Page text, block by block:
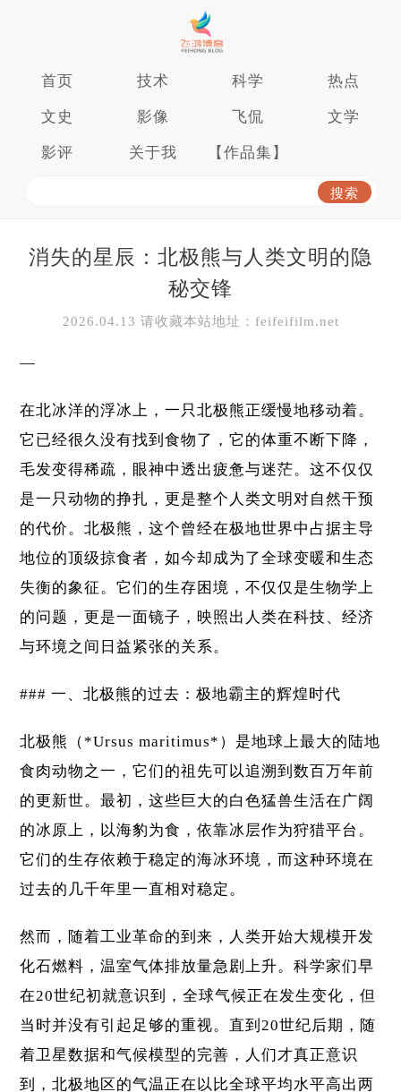
首页 技术 科学 热点
文史 影像 飞侃 文学
影评 关于我 【作品集】
消失的星辰：北极熊与人类文明的隐
秘交锋
2026.04.13 请收藏本站地址：feifeifilm.net
—
在北冰洋的浮冰上，一只北极熊正缓慢地移动着。
它已经很久没有找到食物了，它的体重不断下降，
毛发变得稀疏，眼神中透出疲惫与迷茫。这不仅仅
是一只动物的挣扎，更是整个人类文明对自然干预
的代价。北极熊，这个曾经在极地世界中占据主导
地位的顶级掠食者，如今却成为了全球变暖和生态
失衡的象征。它们的生存困境，不仅仅是生物学上
的问题，更是一面镜子，映照出人类在科技、经济
与环境之间日益紧张的关系。
### 一、北极熊的过去：极地霸主的辉煌时代
北极熊（*Ursus maritimus*）是地球上最大的陆地
食肉动物之一，它们的祖先可以追溯到数百万年前
的更新世。最初，这些巨大的白色猛兽生活在广阔
的冰原上，以海豹为食，依靠冰层作为狩猎平台。
它们的生存依赖于稳定的海冰环境，而这种环境在
过去的几千年里一直相对稳定。
然而，随着工业革命的到来，人类开始大规模开发
化石燃料，温室气体排放量急剧上升。科学家们早
在20世纪初就意识到，全球气候正在发生变化，但
当时并没有引起足够的重视。直到20世纪后期，随
着卫星数据和气候模型的完善，人们才真正意识
到，北极地区的气温正在以比全球平均水平高出两